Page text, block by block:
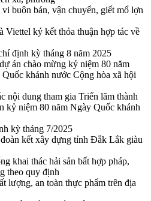
buôn bán, vận chuyển, giết mổ lợn
ký kết thỏa thuận hợp tác về
định kỳ tháng 8 năm 2025
án chào mừng kỷ niệm 80 năm
khánh nước Cộng hòa xã hội
nội dung tham gia Triển lãm thành
kỷ niệm 80 năm Ngày Quốc khánh
kỳ tháng 7/2025
kết xây dựng tỉnh Đắk Lắk giàu
khai thác hải sản bất hợp pháp,
theo quy định
lượng, an toàn thực phẩm trên địa